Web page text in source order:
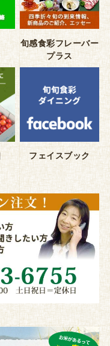
旬感食彩フレーバー
プラス
フェイスブック